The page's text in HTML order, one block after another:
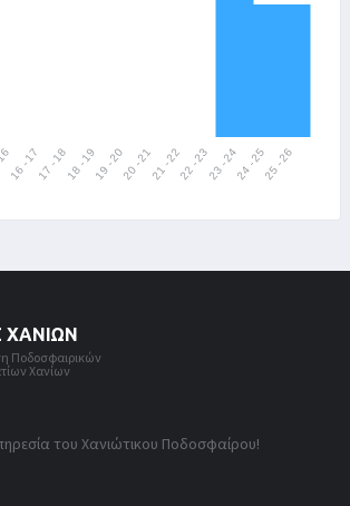
ΧΑΝΊΩΝ
Ποδοσφαιρικών
Χανίων
του Χανιώτικου Ποδοσφαίρου!